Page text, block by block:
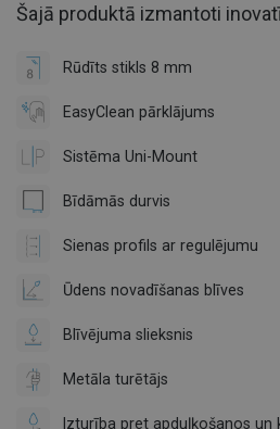
Šajā produktā izmantoti
Rūdīts stikls 8 mm
EasyClean pārklājums
Sistēma Uni-Mount
Bīdāmās durvis
Sienas profils ar regulējumu
Ūdens novadīšanas blīves
Blīvējuma slieksnis
Metāla turētājs
Izturība pret apduļķošanos un